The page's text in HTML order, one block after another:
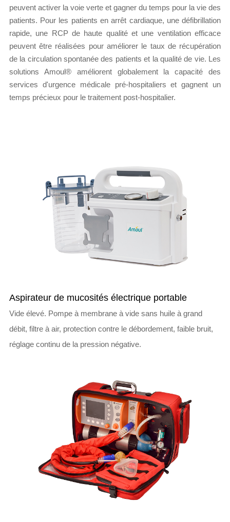
peuvent activer la voie verte et gagner du temps pour la vie des
patients. Pour les patients en arrêt cardiaque, une défibrillation
rapide, une RCP de haute qualité et une ventilation efficace
peuvent être réalisées pour améliorer le taux de récupération
de la circulation spontanée des patients et la qualité de vie. Les
solutions Amoul® améliorent globalement la capacité des
services d'urgence médicale pré-hospitaliers et gagnent un
temps précieux pour le traitement post-hospitalier.
Aspirateur de mucosités électrique portable
Vide élevé. Pompe à membrane à vide sans huile à grand
débit, filtre à air, protection contre le débordement, faible bruit,
réglage continu de la pression négative.